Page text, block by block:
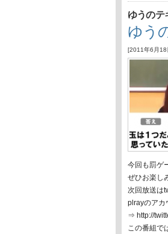
ゆうのテ
ゆう
[2011年6月18
今回も罰ゲ
ぜひお楽し
次回放送は
plrayのアカ
⇒ http://
この番組で